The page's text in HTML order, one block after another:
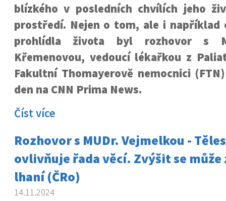
blízkého v posledních chvílích jeho
prostředí. Nejen o tom, ale i například
prohlídla života byl rozhovor s
Křemenovou, vedoucí lékařkou z
Fakultní Thomayerově nemocnici
den na CNN Prima News.
Číst více
Rozhovor s MUDr. Vejmelkou -
ovlivňuje řada věcí. Zvýšit se
lhaní (ČRo)
14.11.2024